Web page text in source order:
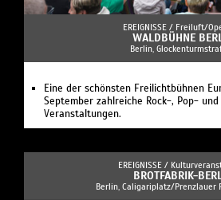
EREIGNISSE / Freiluft/
WALDBÜHNE
Berlin,
Eine der schönsten Freilichtbühnen
September zahlreiche Rock-, Pop-
Veranstaltungen.
EREIGNISSE /
BROTFABRIK-
Berlin, Caligariplatz/Prenzlauer